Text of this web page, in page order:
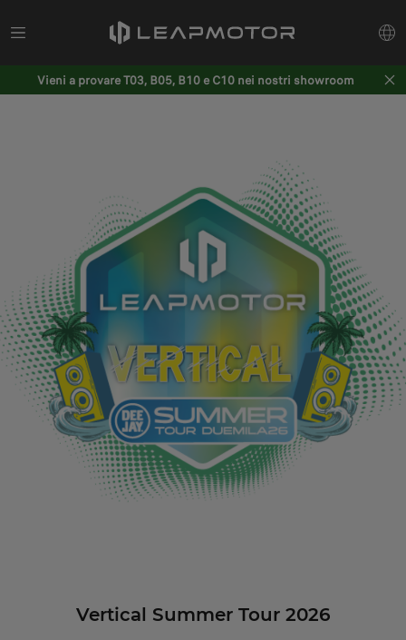
Vieni a provare T03, B05, B10 e C10 nei nostri showroom
Vertical Summer Tour 2026